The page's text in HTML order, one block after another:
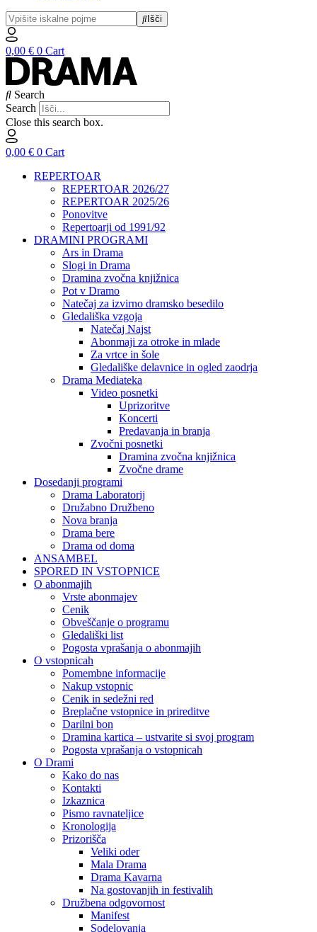
Išči
0,00 € 0 Cart
Search
Search
Close this search box.
0,00 € 0 Cart
REPERTOAR
REPERTOAR 2026/27
REPERTOAR 2025/26
Ponovitve
Repertoarji od 1991/92
DRAMINI PROGRAMI
Ars in Drama
Slogi in Drama
Dramina zvočna knjižnica
Pot v Dramo
Natečaj za izvirno dramsko besedilo
Gledališka vzgoja
Natečaj Najst
Abonmaji za otroke in mlade
Za vrtce in šole
Gledališke delavnice in ogled zaodrja
Drama Mediateka
Video posnetki
Uprizoritve
Koncerti
Predavanja in branja
Zvočni posnetki
Dramina zvočna knjižnica
Zvočne drame
Dosedanji programi
Drama Laboratorij
Družabno Družbeno
Nova branja
Drama bere
Drama od doma
ANSAMBEL
SPORED IN VSTOPNICE
O abonmajih
Vrste abonmajev
Cenik
Obveščanje o programu
Gledališki list
Pogosta vprašanja o abonmajih
O vstopnicah
Pomembne informacije
Nakup vstopnic
Cenik in sedežni red
Breplačne vstopnice in prireditve
Darilni bon
Dramina kartica – ustvarite si svoj program
Pogosta vprašanja o vstopnicah
O Drami
Kako do nas
Kontakti
Izkaznica
Pismo ravnateljice
Kronologija
Prizorišča
Veliki oder
Mala Drama
Drama Kavarna
Na gostovanjih in festivalih
Družbena odgovornost
Manifest
Sodelovanja